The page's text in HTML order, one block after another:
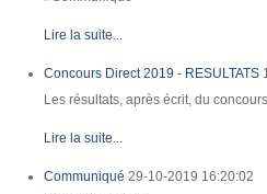
Lire la suite...
Concours Direct 2019 - RESULTATS
Les résultats, après écrit, du
Lire la suite...
Communiqué 29-10-2019 16:20:02